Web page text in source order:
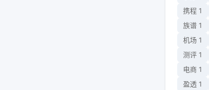
携程 1
族谱 1
机场 1
测评 1
电商 1
盈透 1